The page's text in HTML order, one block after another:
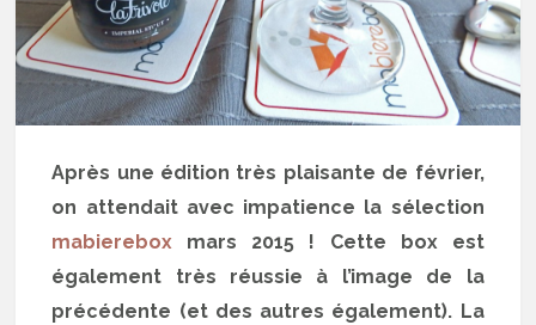
Après une édition très plaisante de février,
on attendait avec impatience la sélection
mabierebox mars 2015 ! Cette box est
également très réussie à l’image de la
précédente (et des autres également). La